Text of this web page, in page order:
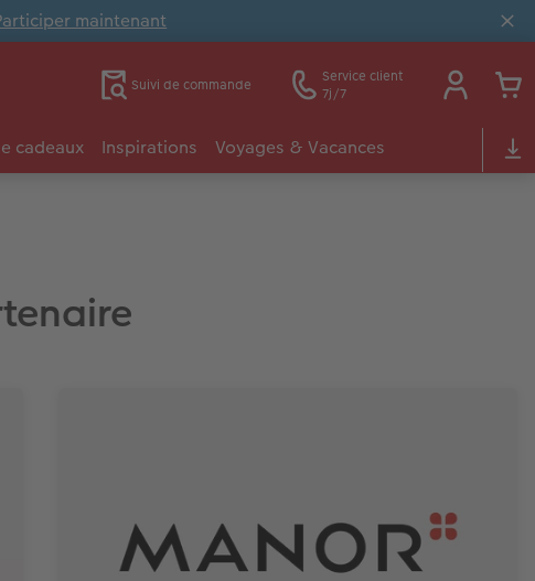
maintenant
Suivi de commande
Service client
7j/7
cadeaux Inspirations Voyages & Vacances